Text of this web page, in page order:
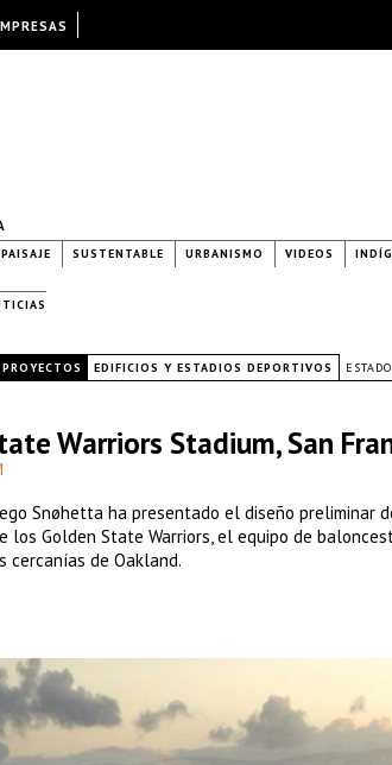
PAISAJE SUSTENTABLE URBANISMO VIDEOS
PROYECTOS EDIFICIOS Y ESTADIOS DEPORTIVOS
Warriors Stadium, San
Snøhetta ha presentado el diseño preliminar
los Golden State Warriors, el equipo de
cercanías de Oakland.